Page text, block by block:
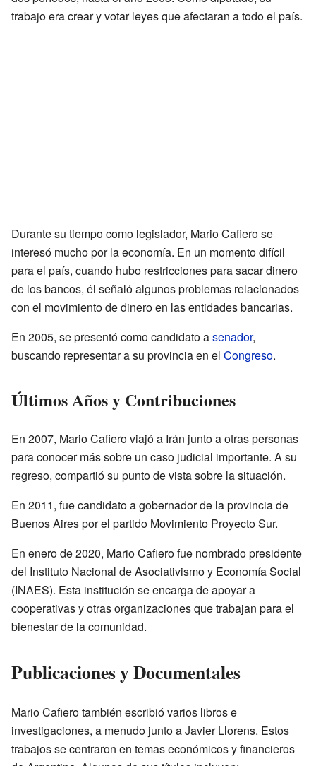
trabajo era crear y votar leyes que afectaran a todo el país.
Durante su tiempo como legislador, Mario Cafiero se
interesó mucho por la economía. En un momento difícil
para el país, cuando hubo restricciones para sacar dinero
de los bancos, él señaló algunos problemas relacionados
con el movimiento de dinero en las entidades bancarias.
En 2005, se presentó como candidato asenador,
buscando representar a su provincia en el Congreso.
Últimos Años y Contribuciones
En 2007, Mario Cafiero viajó a Irán junto a otras personas
para conocer más sobre un caso judicial importante. A su
regreso, compartió su punto de vista sobre la situación.
En 2011, fue candidato a gobernador de la provincia de
Buenos Aires por el partido Movimiento Proyecto Sur.
En enero de 2020, Mario Cafiero fue nombrado presidente
del Instituto Nacional de Asociativismo y Economía Social
(INAES). Esta institución se encarga de apoyar a
cooperativas y otras organizaciones que trabajan para el
bienestar de la comunidad.
Publicaciones y Documentales
Mario Cafiero también escribió varios libros e
investigaciones, a menudo junto a Javier Llorens. Estos
trabajos se centraron en temas económicos y financieros